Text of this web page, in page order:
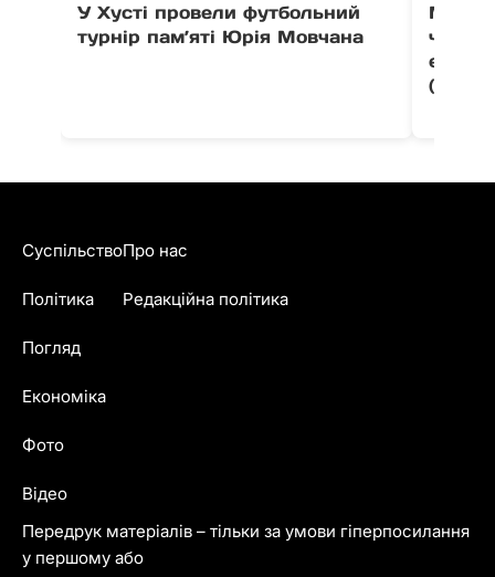
У Хусті провели футбольний
турнір пам’яті Юрія Мовчана
етапі
(фото)
Передрук матеріалів – тільки за умови гіперпосилання
у першому або
Суспільство
Політика
Погляд
Економіка
Фото
Відео
Про нас
Редакційна політика